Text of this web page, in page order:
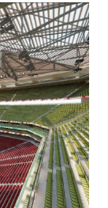
neste estilo
Chair).
Dedica-se há
em especial
seus estudos de
clássico,